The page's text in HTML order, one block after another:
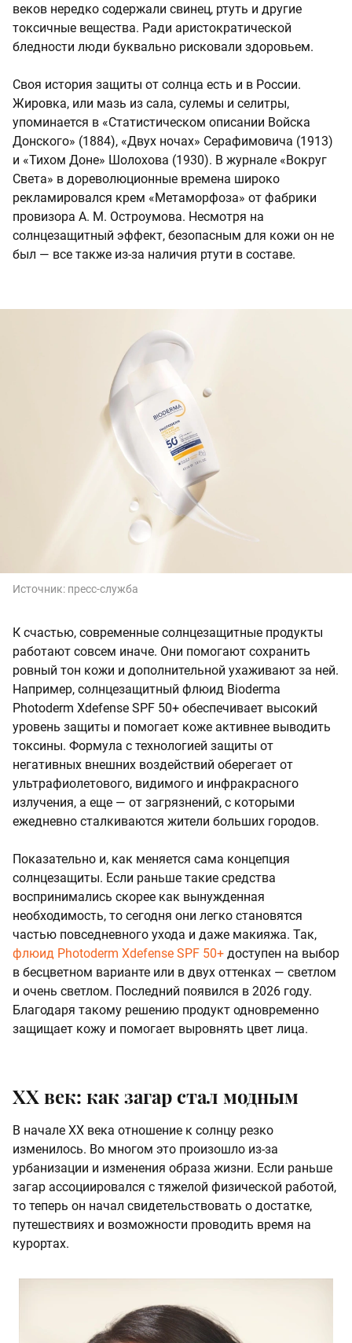
веков нередко содержали свинец, ртуть и другие
токсичные вещества. Ради аристократической
бледности люди буквально рисковали здоровьем.
Своя история защиты от солнца есть и в России.
Жировка, или мазь из сала, сулемы и селитры,
упоминается в «Статистическом описании Войска
Донского» (1884), «Двух ночах» Серафимовича (1913)
и «Тихом Доне» Шолохова (1930). В журнале «Вокруг
Света» в дореволюционные времена широко
рекламировался крем «Метаморфоза» от фабрики
провизора А. М. Остроумова. Несмотря на
солнцезащитный эффект, безопасным для кожи он не
был — все также из-за наличия ртути в составе.
Источник: пресс-служба
К счастью, современные солнцезащитные продукты
работают совсем иначе. Они помогают сохранить
ровный тон кожи и дополнительной ухаживают за ней.
Например, солнцезащитный флюид Bioderma
Photoderm Xdefense SPF 50+ обеспечивает высокий
уровень защиты и помогает коже активнее выводить
токсины. Формула с технологией защиты от
негативных внешних воздействий оберегает от
ультрафиолетового, видимого и инфракрасного
излучения, а еще — от загрязнений, с которыми
ежедневно сталкиваются жители больших городов.
Показательно и, как меняется сама концепция
солнцезащиты. Если раньше такие средства
воспринимались скорее как вынужденная
необходимость, то сегодня они легко становятся
частью повседневного ухода и даже макияжа. Так,
флюид Photoderm Xdefense SPF 50+ доступен на выбор
в бесцветном варианте или в двух оттенках — светлом
и очень светлом. Последний появился в 2026 году.
Благодаря такому решению продукт одновременно
защищает кожу и помогает выровнять цвет лица.
XX век: как загар стал модным
В начале XX века отношение к солнцу резко
изменилось. Во многом это произошло из-за
урбанизации и изменения образа жизни. Если раньше
загар ассоциировался с тяжелой физической работой,
то теперь он начал свидетельствовать о достатке,
путешествиях и возможности проводить время на
курортах.